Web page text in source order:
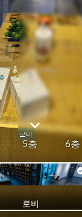
5층 6층
로비